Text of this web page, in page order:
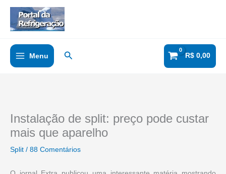
Menu Pesquisar R$0,00
Instalação de split: preço pode custar
mais que aparelho
Split / 88 Comentários